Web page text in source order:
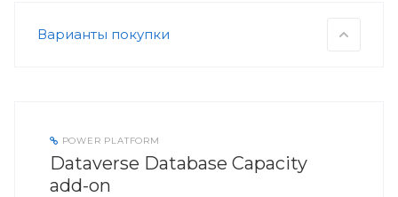
Варианты покупки
POWER PLATFORM
Dataverse Database Capacity
add-on